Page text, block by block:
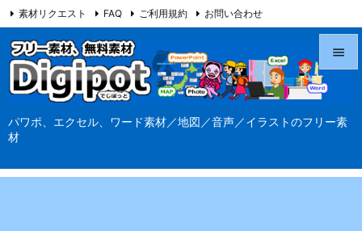
パワポ、エクセル、ワード素材／地図／音声／イラストのフリー素
材



素材リクエスト FAQ ご利用規約 お問い合わせ
当サイト（Digipot.net）について